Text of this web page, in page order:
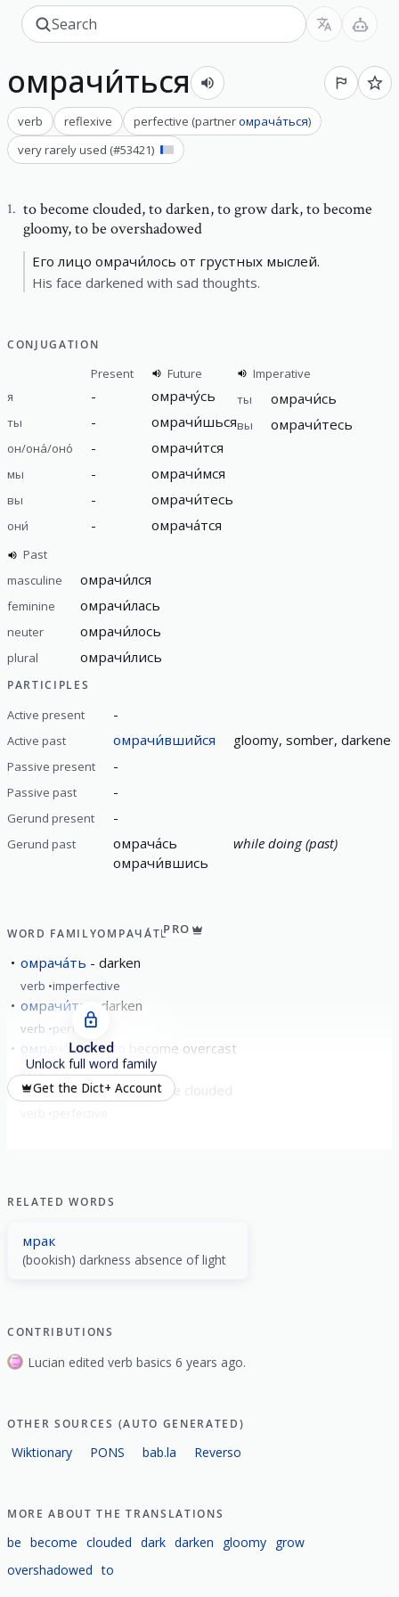
омрачи́ться
verb reflexive perfective (partnerомрача́ться)
very rarely used (#53421)
1. to become clouded,to darken, to grow dark, to become
gloomy, to be overshadowed
Его лицо омрачи́лось от грустных мыслей.
His face darkened with sad thoughts.
CONJUGATION
Present
Future
я
- омрачу́сь
ты - омрачи́шься
он/она́/оно́ - омрачи́тся
мы - омрачи́мся
вы - омрачи́тесь
они́ - омрача́тся
Imperative
ты
омрачи́сь
вы омрачи́тесь
Past
masculine
омрачи́лся
feminine омрачи́лась
neuter омрачи́лось
plural омрачи́лись
PARTICIPLES
Active present -
Active past омрачи́вшийся gloomy, somber,
Passive present -
Passive past -
Gerund present -
Gerund past
омрача́сь
омрачи́вшись
while doing (past)
WORD FAMILYОМРАЧА́ТЬPRO
омрача́ть darken
verb imperfective
омрачи́ть darken
verb perfective
омрача́ться to become overcast
verb imperfective
омрачи́ться to become clouded
Locked
Unlock full word family
Get the Dict+ Account
RELATED WORDS
мрак
(bookish) darkness absence of light
CONTRIBUTIONS
Lucian edited verb basics 6 years ago.
OTHER SOURCES (AUTO GENERATED)
Wiktionary PONS bab.la Reverso
MORE ABOUT THE TRANSLATIONS
be become clouded dark darken gloomy grow
overshadowed to